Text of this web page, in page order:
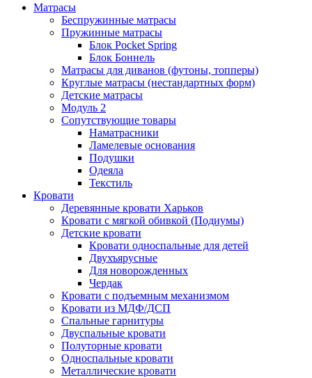
Матрасы
Беспружинные матрасы
Пружинные матрасы
Блок Pocket Spring
Блок Боннель
Матрасы для диванов (футоны, топперы)
Круглые матрасы (нестандартных форм)
Детские матрасы
Модуль 2
Сопутствующие товары
Наматрасники
Ламелевые основания
Подушки
Одеяла
Текстиль
Кровати
Деревянные кровати Харьков
Кровати с мягкой обивкой (Подиумы)
Детские кровати
Кровати односпальные для детей
Двухъярусные
Для новорожденных
Чердак
Кровати с подъемным механизмом
Кровати из МДФ/ДСП
Спальные гарнитуры
Двуспальные кровати
Полуторные кровати
Односпальные кровати
Металлические кровати